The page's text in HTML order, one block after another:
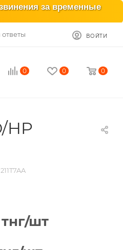
за временные
ВОЙТИ
0 0 0
HP
тнг/шт